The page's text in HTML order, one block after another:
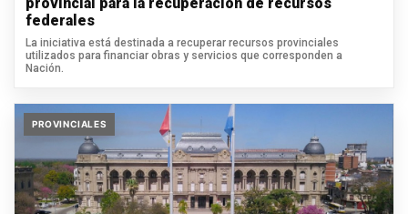
federales
La iniciativa está destinada a recuperar recursos provinciales
utilizados para financiar obras y servicios que corresponden a
Nación.
PROVINCIALES